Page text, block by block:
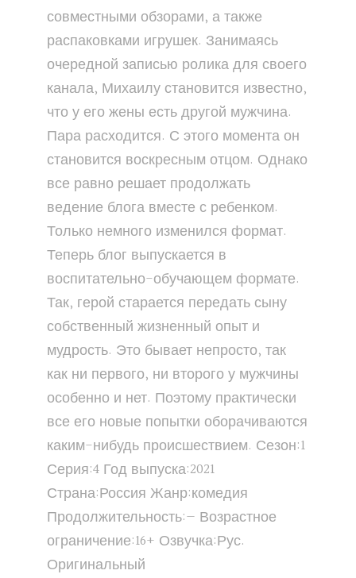
совместными обзорами, а также
распаковками игрушек. Занимаясь
очередной записью ролика для своего
канала, Михаилу становится известно,
что у его жены есть другой мужчина.
Пара расходится. С этого момента он
становится воскресным отцом. Однако
все равно решает продолжать
ведение блога вместе с ребенком.
Только немного изменился формат.
Теперь блог выпускается в
воспитательно-обучающем формате.
Так, герой старается передать сыну
собственный жизненный опыт и
мудрость. Это бывает непросто, так
как ни первого, ни второго у мужчины
особенно и нет. Поэтому практически
все его новые попытки оборачиваются
каким-нибудь происшествием. Сезон:1
Серия:4 Год выпуска:2021
Страна:Россия Жанр:комедия
Продолжительность:— Возрастное
ограничение:16+ Озвучка:Рус.
Оригинальный